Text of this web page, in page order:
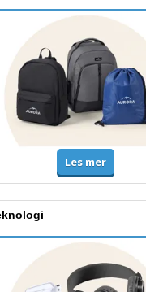
Les mer